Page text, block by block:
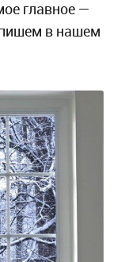
главное —
в нашем